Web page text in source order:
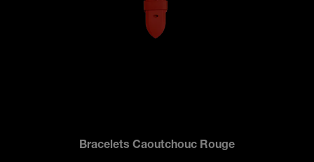
Bracelets Caoutchouc Rouge